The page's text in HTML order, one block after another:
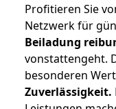
Profitieren Sie
Netzwerk für
Beiladung
vonstattengeht.
besonderen
Zuverlässigkeit.